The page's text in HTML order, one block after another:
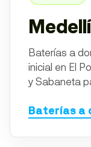
Baterías a
inicial en El
y Sabaneta
Baterías a